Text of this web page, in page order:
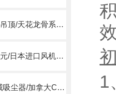
天花龙骨/洁净室FFU吊顶/天花龙骨系统/ffu龙骨
MAC系列小型净化单元/日本进口风机单元/MAC风机
CR-1吸尘器/进口虎威吸尘器/加拿大CR-1吸尘器
1